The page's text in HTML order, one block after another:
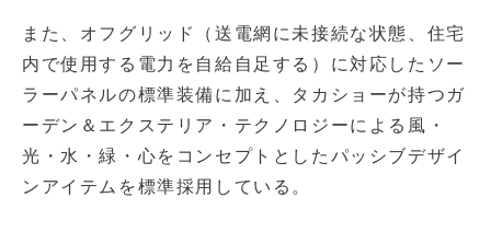
また、オフグリッド（送電網に未接続な状態、住宅
内で使用する電力を自給自足する）に対応したソー
ラーパネルの標準装備に加え、タカショーが持つガ
ーデン＆エクステリア・テクノロジーによる風・
光・水・緑・心をコンセプトとしたパッシブデザイ
ンアイテムを標準採用している。